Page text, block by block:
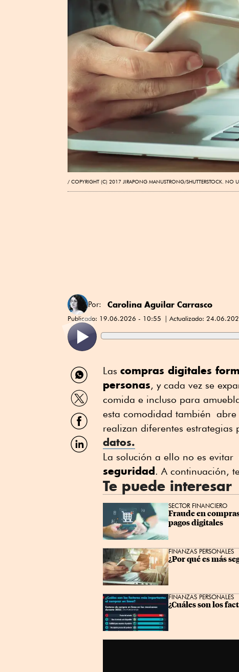
COPYRIGHT (C) 2017 JIRAPONG MANUSTRONG/SHUTTERSTOCK. NO
Por: Carolina Aguilar Carrasco
Publicado: 19.06.2026 - 10:55 Actualizado:
Compartir
por
WhatsApp
Compartir
por
Twitter
Compartir
por
Facebook
Compartir
por
Las compras digitales
personas, y cada vez se
comida e incluso para
esta comodidad también
realizan diferentes estrategias
datos.
La solución a ello no es evitar
seguridad. A continuación,
Te puede interesar
SECTOR FINANCIERO
Fraude en
pagos digitales
FINANZAS PERSONALES
¿Por qué es más
FINANZAS PERSONALES
¿Cuáles son los